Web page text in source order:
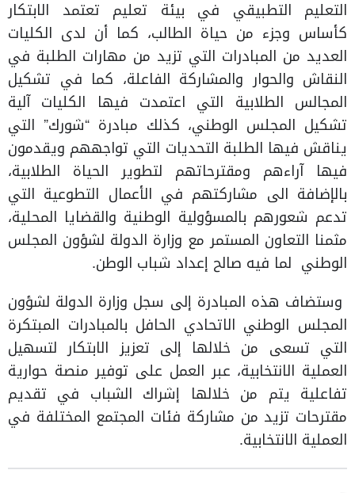
التعليم التطبيقي في بيئة تعليم تعتمد الابتكار
كأساس وجزء من حياة الطالب، كما أن لدى الكليات
العديد من المبادرات التي تزيد من مهارات الطلبة في
النقاش والحوار والمشاركة الفاعلة، كما في تشكيل
المجالس الطلابية التي اعتمدت فيها الكليات آلية
تشكيل المجلس الوطني، كذلك مبادرة “شورك” التي
يناقش فيها الطلبة التحديات التي تواجههم ويقدمون
فيها آراءهم ومقترحاتهم لتطوير الحياة الطلابية،
بالإضافة الى مشاركتهم في الأعمال التطوعية التي
تدعم شعورهم بالمسؤولية الوطنية والقضايا المحلية،
مثمنا التعاون المستمر مع وزارة الدولة لشؤون المجلس
الوطني لما فيه صالح إعداد شباب الوطن.
وستضاف هذه المبادرة إلى سجل وزارة الدولة لشؤون
المجلس الوطني الاتحادي الحافل بالمبادرات المبتكرة
التي تسعى من خلالها إلى تعزيز الابتكار لتسهيل
العملية الانتخابية، عبر العمل على توفير منصة حوارية
تفاعلية يتم من خلالها إشراك الشباب في تقديم
مقترحات تزيد من مشاركة فئات المجتمع المختلفة في
العملية الانتخابية.